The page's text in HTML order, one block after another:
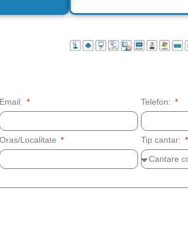
Email: Telefon:
Oras/Localitate Tip cantar: